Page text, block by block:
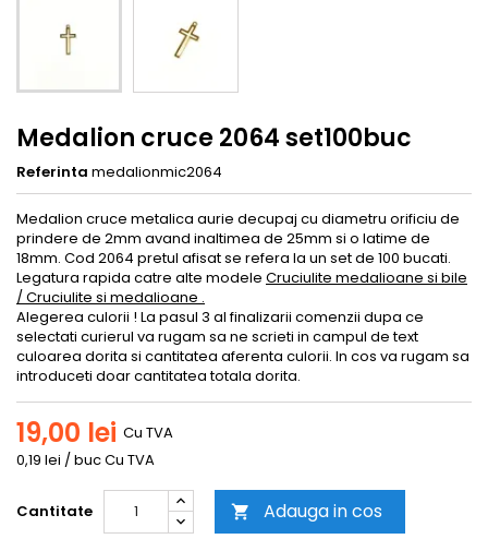
Medalion cruce 2064 set100buc
Referinta medalionmic2064
Medalion cruce metalica aurie decupaj cu diametru orificiu de
prindere de 2mm avand inaltimea de 25mm si o latime de
18mm. Cod 2064 pretul afisat se refera la un set de 100 bucati.
Legatura rapida catre alte modele Cruciulite medalioane si bile
/ Cruciulite si medalioane .
Alegerea culorii ! La pasul 3 al finalizarii comenzii dupa ce
selectati curierul va rugam sa ne scrieti in campul de text
culoarea dorita si cantitatea aferenta culorii. In cos va rugam sa
introduceti doar cantitatea totala dorita.
19,00 lei Cu TVA
0,19 lei / buc Cu TVA
Cantitate  Adauga in cos